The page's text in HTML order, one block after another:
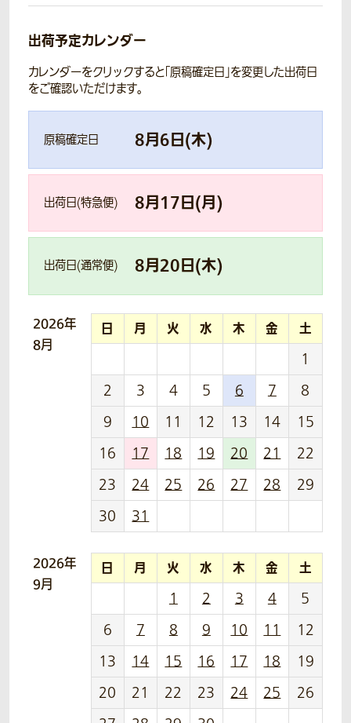
出荷予定カレンダー
カレンダーをクリックすると「原稿確定日」を変更した出荷日
をご確認いただけます。
原稿確定日 8月6日(木)
出荷日(特急便) 8月17日(月)
出荷日(通常便) 8月20日(木)
2026年
8月
日 月 火 水 木 金 土
1
2
3 4 5 6 7
8
9
10 11 12 13 14
15
16
17 18 19 20 21
22
23
24 25 26 27 28
29
30
31
2026年
9月
日 月 火 水 木 金 土
1 2 3 4
5
6
7 8 9 10 11
12
13
14 15 16 17 18
19
20
21 22 23 24 25
26